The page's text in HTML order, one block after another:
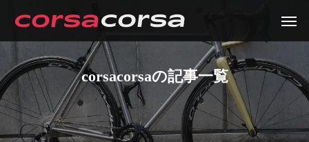
corsacorsaの記事一覧